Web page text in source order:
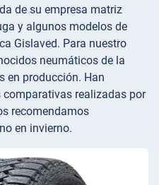
de su empresa matriz
y algunos modelos de
Gislaved. Para nuestro
neumáticos de la
en producción. Han
realizadas por
recomendamos
en invierno.